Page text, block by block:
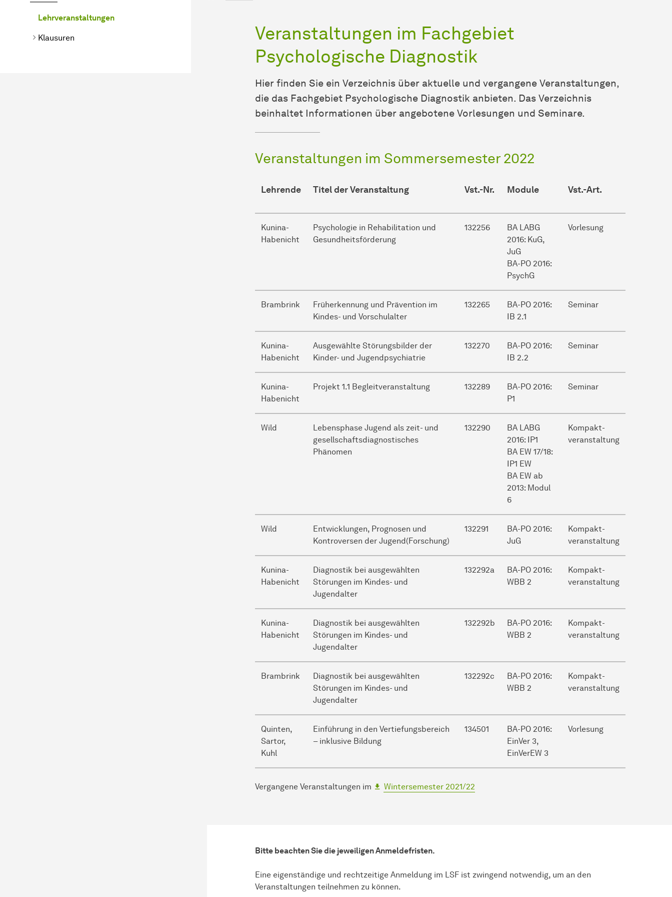
Lehrveranstaltungen
Klausuren
Veranstaltungen im Fachgebiet
Psychologische Diagnostik
Hier finden Sie ein Verzeichnis über aktuelle und vergangene Ver­an­stal­tun­gen,
die das Fachgebiet Psychologische Diagnostik an­bie­ten. Das Verzeichnis
beinhaltet In­for­ma­ti­onen über angebotene Vorlesungen und Seminare.
Veranstaltungen im Sommersemester 2022
Lehrende Titel der Veranstaltung Vst.-Nr. Module Vst.-Art.
Kunina-
Habenicht
Psychologie in Rehabilitation und
Gesundheitsförderung
132256
BA LABG
2016: KuG,
JuG
BA-PO 2016:
PsychG
Vorlesung
Brambrink
Früherkennung und Prävention im
Kindes- und Vorschulalter
132265
BA-PO 2016:
IB 2.1
Seminar
Kunina-
Habenicht
Ausgewählte Störungsbilder der
Kinder- und Jugendpsychiatrie
132270
BA-PO 2016:
IB 2.2
Seminar
Kunina-
Habenicht
Projekt 1.1 Begleitveranstaltung 132289
BA-PO 2016:
P1
Seminar
Wild
Lebensphase Jugend als zeit- und
gesellschaftsdiagnostisches
Phänomen
132290
BA LABG
2016: IP1
BA EW 17/18:
IP1 EW
BA EW ab
2013: Modul
6
Kompakt-
veranstaltung
Wild
Entwicklungen, Prognosen und
Kontroversen der Jugend(Forschung)
132291
BA-PO 2016:
JuG
Kompakt-
veranstaltung
Kunina-
Habenicht
Diagnostik bei ausgewählten
Störungen im Kindes- und
Jugendalter
132292a
BA-PO 2016:
WBB 2
Kompakt-
veranstaltung
Kunina-
Habenicht
Diagnostik bei ausgewählten
Störungen im Kindes- und
Jugendalter
132292b
BA-PO 2016:
WBB 2
Kompakt-
veranstaltung
Brambrink
Diagnostik bei ausgewählten
Störungen im Kindes- und
Jugendalter
132292c
BA-PO 2016:
WBB 2
Kompakt-
veranstaltung
Quinten,
Sartor,
Kuhl
Einführung in den Vertiefungsbereich
– inklusive Bildung
134501
BA-PO 2016:
EinVer 3,
EinVerEW 3
Vorlesung
Vergangene Veranstaltungen im Wintersemester 2021/22
Bitte beachten Sie die jeweiligen Anmeldefristen.
Eine eigenständige und rechtzeitige Anmeldung im LSF ist zwingend notwendig, um an den
Veranstaltungen teilnehmen zu können.